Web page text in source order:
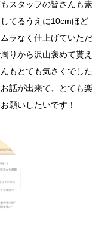
スタッフの皆さんも素
てるうえに10cmほど
ラなく仕上げていただ
りから沢山褒めて貰え
もとても気さくでした
話が出来て、とても楽
願いしたいです！